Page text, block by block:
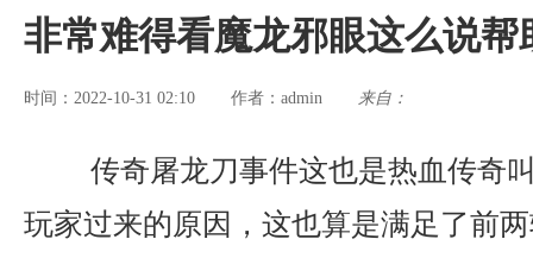
非常难得看魔龙邪眼这么说帮
时间：2022-10-31 02:10 作者： admin 来自：
传奇屠龙刀事件这也是热血传奇
玩家过来的原因，这也算是满足了前